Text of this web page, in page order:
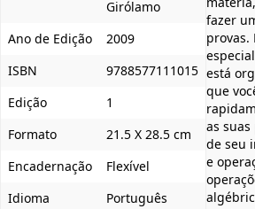
Girólamo
Ano de Edição
2009
ISBN
9788577111015
Edição
1
Formato
21.5 X 28.5 cm
Encadernação
Flexível
Idioma
Português
fazer
provas.
está
que
as
de seu
e